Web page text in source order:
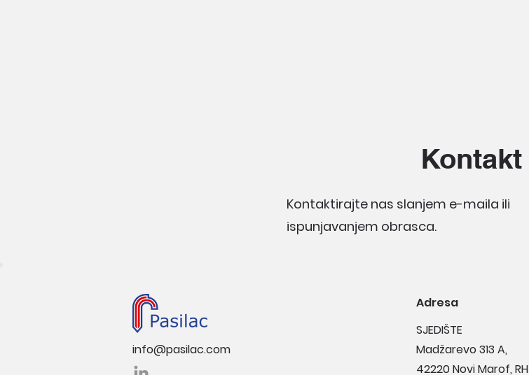
Kontakt
Kontaktirajte nas slanjem e-maila ili
ispunjavanjem obrasca.
info@pasilac.com
Adresa
SJEDIŠTE
Madžarevo 313 A,
42220 Novi Marof, RH